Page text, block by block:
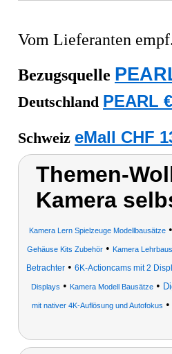
Vom Lieferanten
Bezugsquelle
Deutschland PEARL
Schweiz eMall CHF
Themen-
Kamera
Kamera Lern Spielzeuge Modellbausätze
Gehäuse Kits Zubehör • Kamera
Betrachter • 6K-Actioncams mit 2
Displays • Kamera Modell Bausätze •
mit nativer 4K-Auflösung und Autofokus •